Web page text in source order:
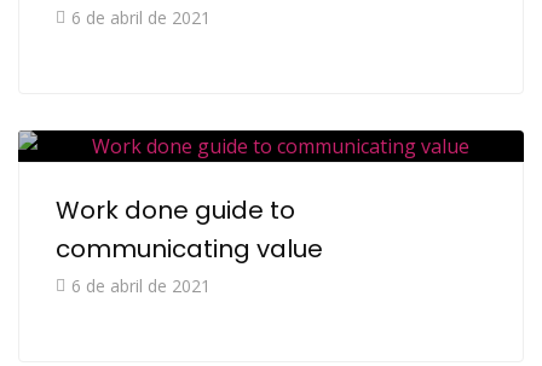
6 de abril de 2021
Work done guide to
communicating value
6 de abril de 2021